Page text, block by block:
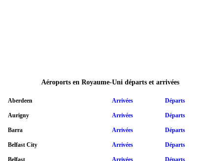
Aéroports en Royaume-Uni départs et arrivées
Aberdeen Arrivées Départs
Aurigny Arrivées Départs
Barra Arrivées Départs
Belfast City Arrivées Départs
Belfast Arrivées Départs